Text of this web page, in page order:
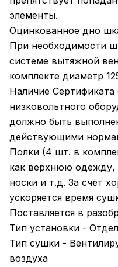
элементы.
Оцинкованное дно
При необходимости
системе вытяжной
комплекте диаметр
Наличие Сертификата
низковольтного
должно быть
действующими
Полки (4 шт. в
как верхнюю одежду,
носки и т.д. За счёт
ускоряется время
Поставляется в
Тип установки -
Тип сушки -
воздуха